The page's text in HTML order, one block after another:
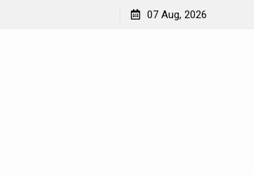
Waktu Layanan Polres
07 Aug, 2026